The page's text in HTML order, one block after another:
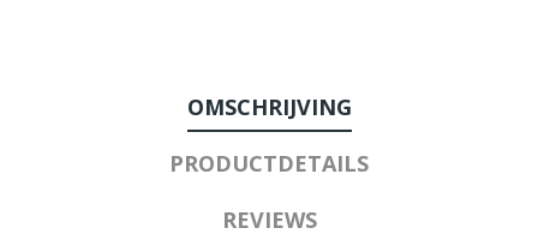
OMSCHRIJVING
PRODUCTDETAILS
REVIEWS